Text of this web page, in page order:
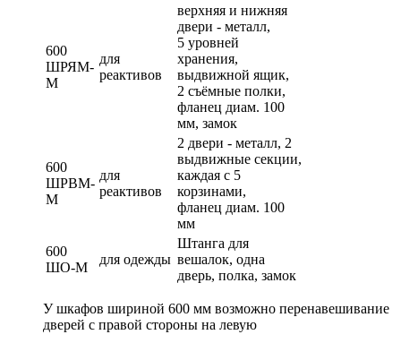
600
ШРЯМ-
М
для
реактивов
верхняя и нижняя
двери - металл,
5 уровней
хранения,
выдвижной ящик,
2 съёмные полки,
фланец диам. 100
мм, замок
600
ШРВМ-
М
для
реактивов
2 двери - металл, 2
выдвижные секции,
каждая с 5
корзинами,
фланец диам. 100
мм
600
ШО-М
для одежды
Штанга для
вешалок, одна
дверь, полка, замок
У шкафов шириной 600 мм возможно перенавешивание
дверей с правой стороны на левую